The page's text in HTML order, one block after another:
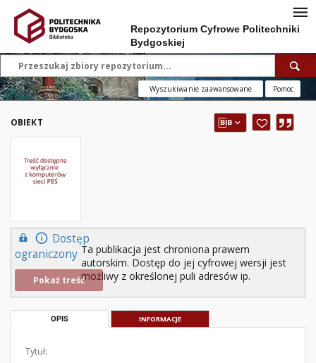
Repozytorium Cyfrowe Politechniki
Bydgoskiej
Wyszukiwanie zaawansowane Pomoc
OBIEKT
Dostęp
ograniczony
Pokaż treść
Ta publikacja jest chroniona prawem
autorskim. Dostęp do jej cyfrowej wersji jest
możliwy z określonej puli adresów ip.
OPIS INFORMACJE
Tytuł: